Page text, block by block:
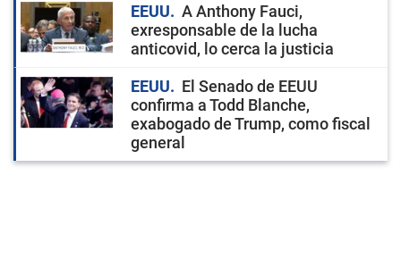
EEUU
A Anthony Fauci,
exresponsable de la lucha
anticovid, lo cerca la justicia
EEUU
El Senado de EEUU
confirma a Todd Blanche,
exabogado de Trump, como fiscal
general